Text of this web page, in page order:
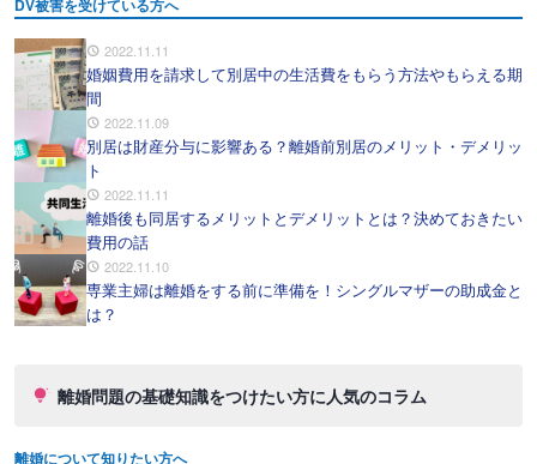
DV被害を受けている方へ
2022.11.11
婚姻費用を請求して別居中の生活費をもらう方法やもらえる期
間
2022.11.09
別居は財産分与に影響ある？離婚前別居のメリット・デメリッ
ト
2022.11.11
離婚後も同居するメリットとデメリットとは？決めておきたい
費用の話
2022.11.10
専業主婦は離婚をする前に準備を！シングルマザーの助成金と
は？
離婚問題の基礎知識をつけたい方に人気のコラム
離婚について知りたい方へ